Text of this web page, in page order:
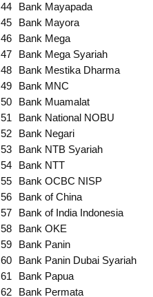
44
Bank Mayapada
45
Bank Mayora
46
Bank Mega
47
Bank Mega Syariah
48
Bank Mestika Dharma
49
Bank MNC
50
Bank Muamalat
51
Bank National NOBU
52
Bank Negari
53
Bank NTB Syariah
54
Bank NTT
55
Bank OCBC NISP
56
Bank of China
57
Bank of India Indonesia
58
Bank OKE
59
Bank Panin
60
Bank Panin Dubai Syariah
61
Bank Papua
62
Bank Permata